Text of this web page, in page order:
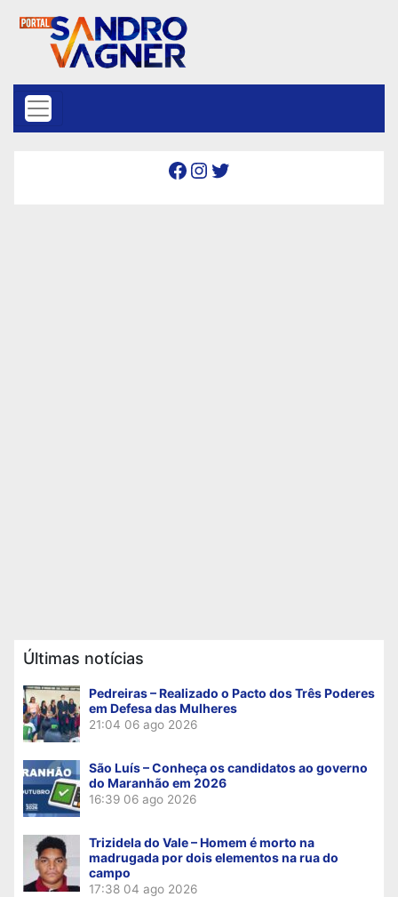
Facebook Instagram Twitter
Últimas notícias
Pedreiras – Realizado o Pacto dos Três Poderes
em Defesa das Mulheres
21:04 06 ago 2026
São Luís – Conheça os candidatos ao governo
do Maranhão em 2026
16:39 06 ago 2026
Trizidela do Vale – Homem é morto na
madrugada por dois elementos na rua do
campo
17:38 04 ago 2026